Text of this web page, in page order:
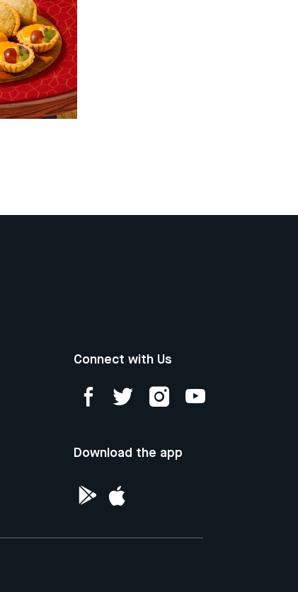
Connect with Us
Download the app